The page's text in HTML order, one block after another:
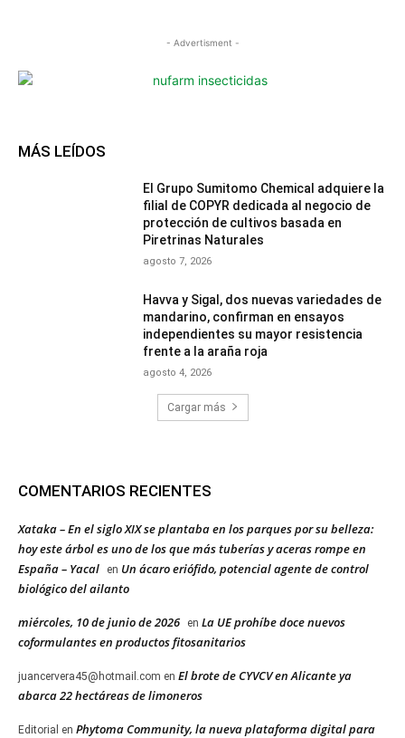
- Advertisment -
MÁS LEÍDOS
El Grupo Sumitomo Chemical adquiere la
filial de COPYR dedicada al negocio de
protección de cultivos basada en
Piretrinas Naturales
agosto 7, 2026
Havva y Sigal, dos nuevas variedades de
mandarino, confirman en ensayos
independientes su mayor resistencia
frente a la araña roja
agosto 4, 2026
Cargar más
COMENTARIOS RECIENTES
Xataka – En el siglo XIX se plantaba en los parques por su belleza:
hoy este árbol es uno de los que más tuberías y aceras rompe en
España – Yacal
en Un ácaro eriófido, potencial agente de control
biológico del ailanto
miércoles, 10 de junio de 2026 en La UE prohíbe doce nuevos
coformulantes en productos fitosanitarios
juancervera45@hotmail.com en El brote de CYVCV en Alicante ya
abarca 22 hectáreas de limoneros
Editorial en Phytoma Community, la nueva plataforma digital para